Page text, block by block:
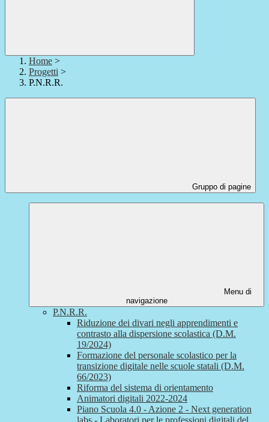
Home >
Progetti >
P.N.R.R.
Gruppo di pagine
Menu di
navigazione
P.N.R.R.
Riduzione dei divari negli apprendimenti e
contrasto alla dispersione scolastica (D.M.
19/2024)
Formazione del personale scolastico per la
transizione digitale nelle scuole statali (D.M.
66/2023)
Riforma del sistema di orientamento
Animatori digitali 2022-2024
Piano Scuola 4.0 - Azione 2 - Next generation